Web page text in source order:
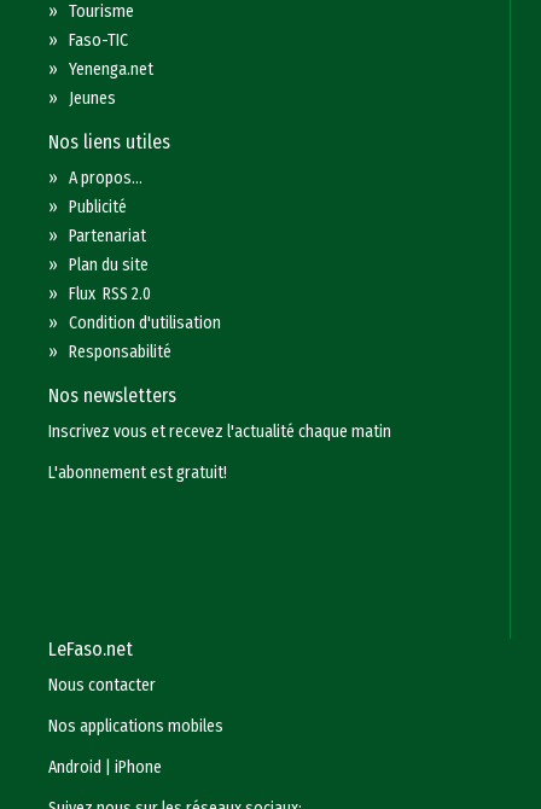
»Tourisme
»Faso-TIC
»Yenenga.net
» Jeunes
Nos liens utiles
»A propos...
»Publicité
»Partenariat
»Plan du site
»Flux RSS 2.0
»Condition d'utilisation
»Responsabilité
Nos newsletters
Inscrivez vous et recevez l'actualité chaque matin
L'abonnement est gratuit!
LeFaso.net
Nous contacter
Nos applications mobiles
Android
|iPhone